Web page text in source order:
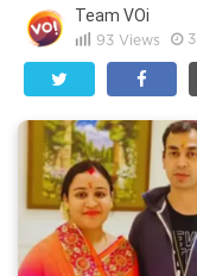
Team VOi
93 Views